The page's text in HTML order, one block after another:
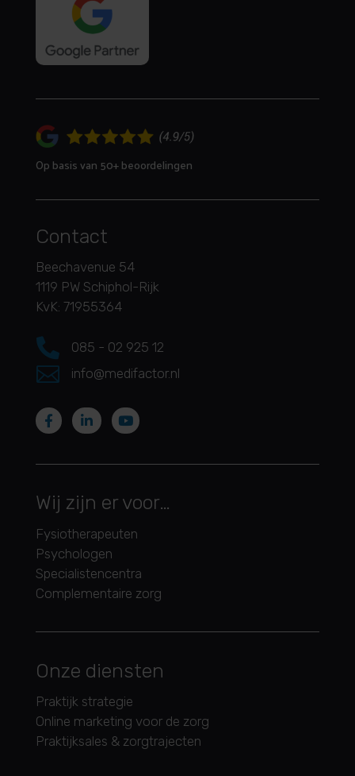
Op basis van 50+ beoordelingen
Contact
Beechavenue 54
1119 PW Schiphol-Rijk
KvK: 71955364
 085 - 02 925 12
 info@medifactor.nl
Wij zijn er voor…
Fysiotherapeuten
Psychologen
Specialistencentra
Complementaire zorg
Onze diensten
Praktijk strategie
Online marketing voor de zorg
Praktijksales & zorgtrajecten